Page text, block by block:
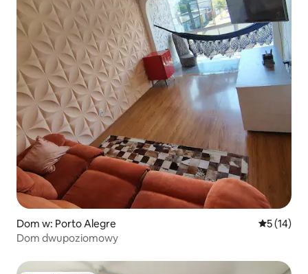
Dom w: Porto Alegre Średnia
5 (14)
Dom dwupoziomowy